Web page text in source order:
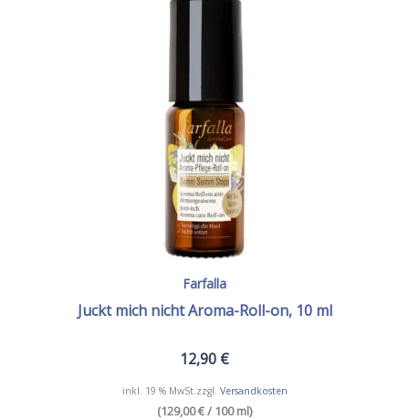
Farfalla
Juckt mich nicht Aroma-Roll-on, 10 ml
12,90 €
inkl. 19 % MwSt. zzgl. Versandkosten
(129,00 € / 100 ml)